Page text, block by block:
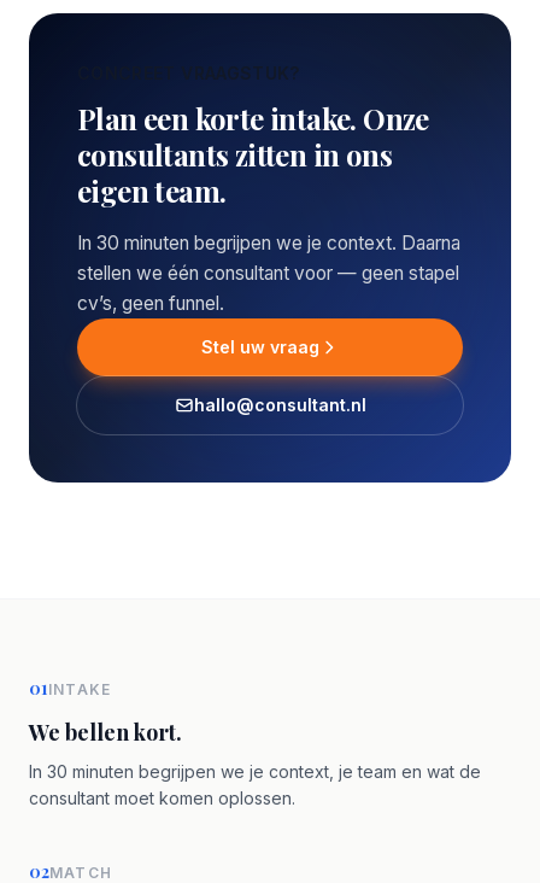
CONCREET VRAAGSTUK?
Plan een korte intake. Onze
consultants zitten in ons
eigen team.
In 30 minuten begrijpen we je context. Daarna
stellen we één consultant voor — geen stapel
cv’s, geen funnel.
Stel uw vraag
hallo@consultant.nl
01INTAKE
We bellen kort.
In 30 minuten begrijpen we je context, je team en wat de
consultant moet komen oplossen.
02MATCH